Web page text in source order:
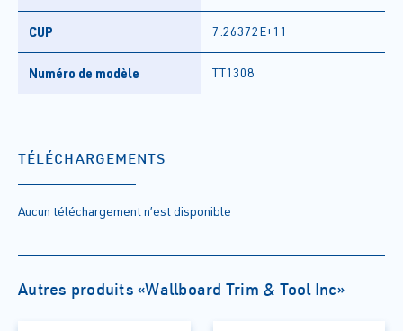
CUP 7.26372E+11
Numéro de modèle TT1308
TÉLÉCHARGEMENTS
Aucun téléchargement n’est disponible
Autres produits «Wallboard Trim & Tool Inc»